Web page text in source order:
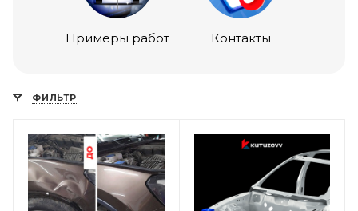
Примеры работ Контакты
ФИЛЬТР